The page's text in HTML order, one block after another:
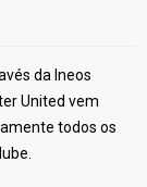
da Ineos
United vem
todos os